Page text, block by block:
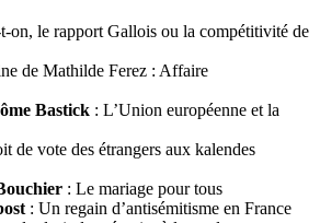
on, le rapport Gallois ou la compétitivité de
de Mathilde Ferez : Affaire
Bastick : L’Union européenne et la
de vote des étrangers aux kalendes
: Le mariage pour tous
: Un regain d’antisémitisme en France